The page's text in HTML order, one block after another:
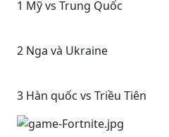
1 Mỹ vs Trung Quốc
2 Nga và Ukraine
3 Hàn quốc vs Triều Tiên